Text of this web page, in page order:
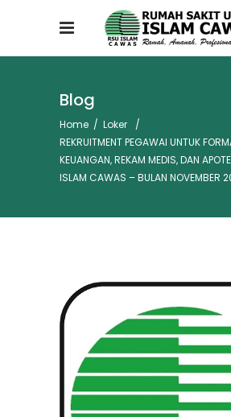
Blog
Home / Loker
/
REKRUITMENT PEGAWAI UNTUK
KEUANGAN, REKAM MEDIS, DAN
ISLAM CAWAS – BULAN NOVEMBER